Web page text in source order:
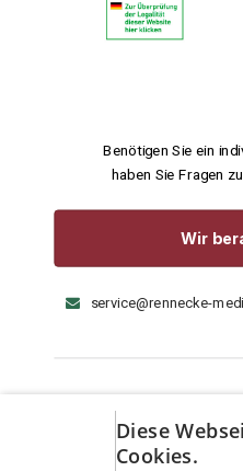
Benötigen Sie ein
haben Sie Fragen
Wir
service@rennecke-
Diese
Cookies.